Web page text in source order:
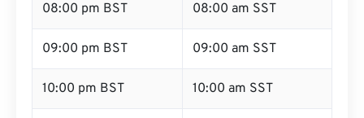
08:00 pm BST 08:00 am SST
09:00 pm BST 09:00 am SST
10:00 pm BST 10:00 am SST